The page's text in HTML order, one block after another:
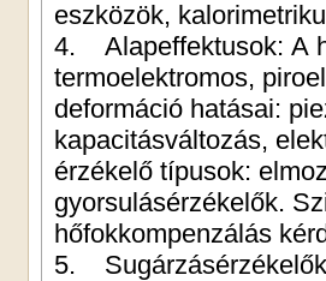
4. Alapeffektusok: A
termoelektromos,
deformáció hatásai:
kapacitásváltozás,
érzékelő típusok:
gyorsulásérzékelők.
hőfokkompenzálás
5. Sugárzásérzékelők: termikus típusok és foton-